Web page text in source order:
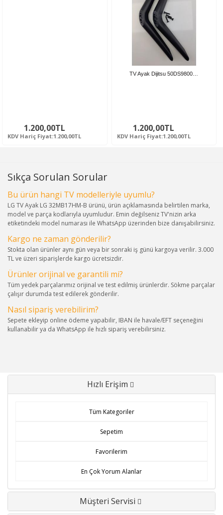
1.200,00TL
KDV Hariç Fiyat:1.200,00TL
TV Ayak Dijitsu 50DS9800…
1.200,00TL
KDV Hariç Fiyat:1.200,00TL
Sıkça Sorulan Sorular
Bu ürün hangi TV modelleriyle uyumlu?
LG TV Ayak LG 32MB17HM-B ürünü, ürün açıklamasında belirtilen marka,
model ve parça kodlarıyla uyumludur. Emin değilseniz TV'nizin arka
etiketindeki model numarası ile WhatsApp üzerinden bize danışabilirsiniz.
Kargo ne zaman gönderilir?
Stokta olan ürünler aynı gün veya bir sonraki iş günü kargoya verilir. 3.000
TL ve üzeri siparişlerde kargo ücretsizdir.
Ürünler orijinal ve garantili mi?
Tüm yedek parçalarımız orijinal ve test edilmiş ürünlerdir. Sökme parçalar
çalışır durumda test edilerek gönderilir.
Nasıl sipariş verebilirim?
Sepete ekleyip online ödeme yapabilir, IBAN ile havale/EFT seçeneğini
kullanabilir ya da WhatsApp ile hızlı sipariş verebilirsiniz.
Hızlı Erişim
Tüm Kategoriler
Sepetim
Favorilerim
En Çok Yorum Alanlar
Müşteri Servisi